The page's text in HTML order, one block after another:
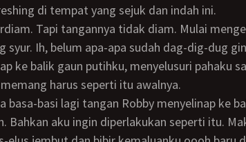
di tempat yang sejuk dan indah ini.
syur. Ih, belum apa-apa sudah dag-dig-dug
ke balik gaun putihku, menyelusuri pahaku
harus seperti itu awalnya.
Bahkan aku ingin diperlakukan seperti itu.